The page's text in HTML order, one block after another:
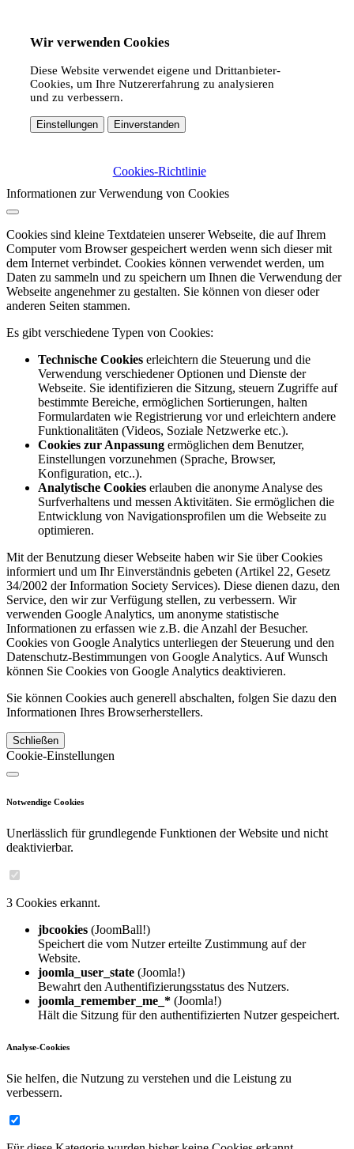
Wir verwenden Cookies
Diese Website verwendet eigene und Drittanbieter-
Cookies, um Ihre Nutzererfahrung zu analysieren
und zu verbessern.
Einstellungen Einverstanden
Cookies-Richtlinie
Informationen zur Verwendung von Cookies
Cookies sind kleine Textdateien unserer Webseite, die auf Ihrem
Computer vom Browser gespeichert werden wenn sich dieser mit
dem Internet verbindet. Cookies können verwendet werden, um
Daten zu sammeln und zu speichern um Ihnen die Verwendung der
Webseite angenehmer zu gestalten. Sie können von dieser oder
anderen Seiten stammen.
Es gibt verschiedene Typen von Cookies:
Technische Cookies erleichtern die Steuerung und die
Verwendung verschiedener Optionen und Dienste der
Webseite. Sie identifizieren die Sitzung, steuern Zugriffe auf
bestimmte Bereiche, ermöglichen Sortierungen, halten
Formulardaten wie Registrierung vor und erleichtern andere
Funktionalitäten (Videos, Soziale Netzwerke etc.).
Cookies zur Anpassung ermöglichen dem Benutzer,
Einstellungen vorzunehmen (Sprache, Browser,
Konfiguration, etc..).
Analytische Cookies erlauben die anonyme Analyse des
Surfverhaltens und messen Aktivitäten. Sie ermöglichen die
Entwicklung von Navigationsprofilen um die Webseite zu
optimieren.
Mit der Benutzung dieser Webseite haben wir Sie über Cookies
informiert und um Ihr Einverständnis gebeten (Artikel 22, Gesetz
34/2002 der Information Society Services). Diese dienen dazu, den
Service, den wir zur Verfügung stellen, zu verbessern. Wir
verwenden Google Analytics, um anonyme statistische
Informationen zu erfassen wie z.B. die Anzahl der Besucher.
Cookies von Google Analytics unterliegen der Steuerung und den
Datenschutz-Bestimmungen von Google Analytics. Auf Wunsch
können Sie Cookies von Google Analytics deaktivieren.
Sie können Cookies auch generell abschalten, folgen Sie dazu den
Informationen Ihres Browserherstellers.
Schließen
Cookie-Einstellungen
Notwendige Cookies
Unerlässlich für grundlegende Funktionen der Website und nicht
deaktivierbar.
3 Cookies erkannt.
jbcookies (JoomBall!)
Speichert die vom Nutzer erteilte Zustimmung auf der
Website.
joomla_user_state (Joomla!)
Bewahrt den Authentifizierungsstatus des Nutzers.
joomla_remember_me_* (Joomla!)
Hält die Sitzung für den authentifizierten Nutzer gespeichert.
Analyse-Cookies
Sie helfen, die Nutzung zu verstehen und die Leistung zu
verbessern.